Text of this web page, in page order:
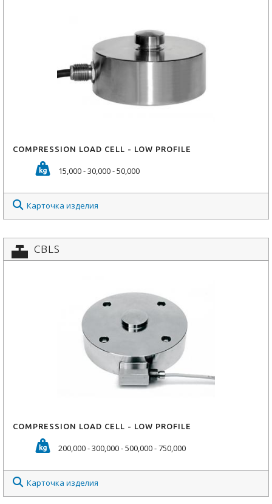
COMPRESSION LOAD CELL - LOW PROFILE
15,000 - 30,000 - 50,000
Карточка изделия
CBLS
COMPRESSION LOAD CELL - LOW PROFILE
200,000 - 300,000 - 500,000 - 750,000
Карточка изделия